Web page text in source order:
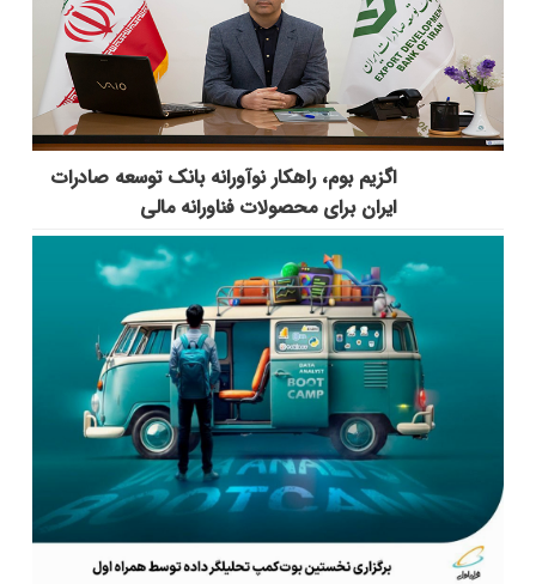
اگزیم بوم، راهکار نوآورانه بانک توسعه صادرات
ایران برای محصولات فناورانه مالی